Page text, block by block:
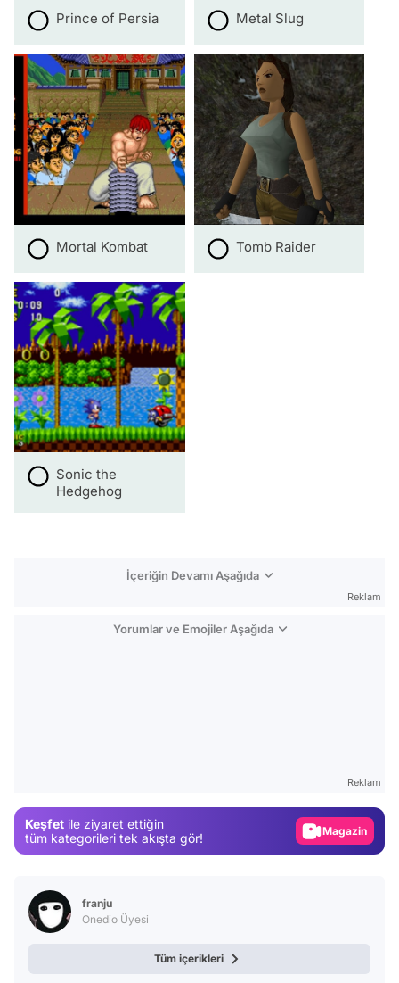
Prince of Persia Metal Slug
Mortal Kombat Tomb Raider
Sonic the
Hedgehog
İçeriğin Devamı Aşağıda
Reklam
Yorumlar ve Emojiler Aşağıda
Reklam
Keşfet ile ziyaret ettiğin
tüm kategorileri tek akışta gör!
Magazin
franju
Onedio Üyesi
Tüm içerikleri